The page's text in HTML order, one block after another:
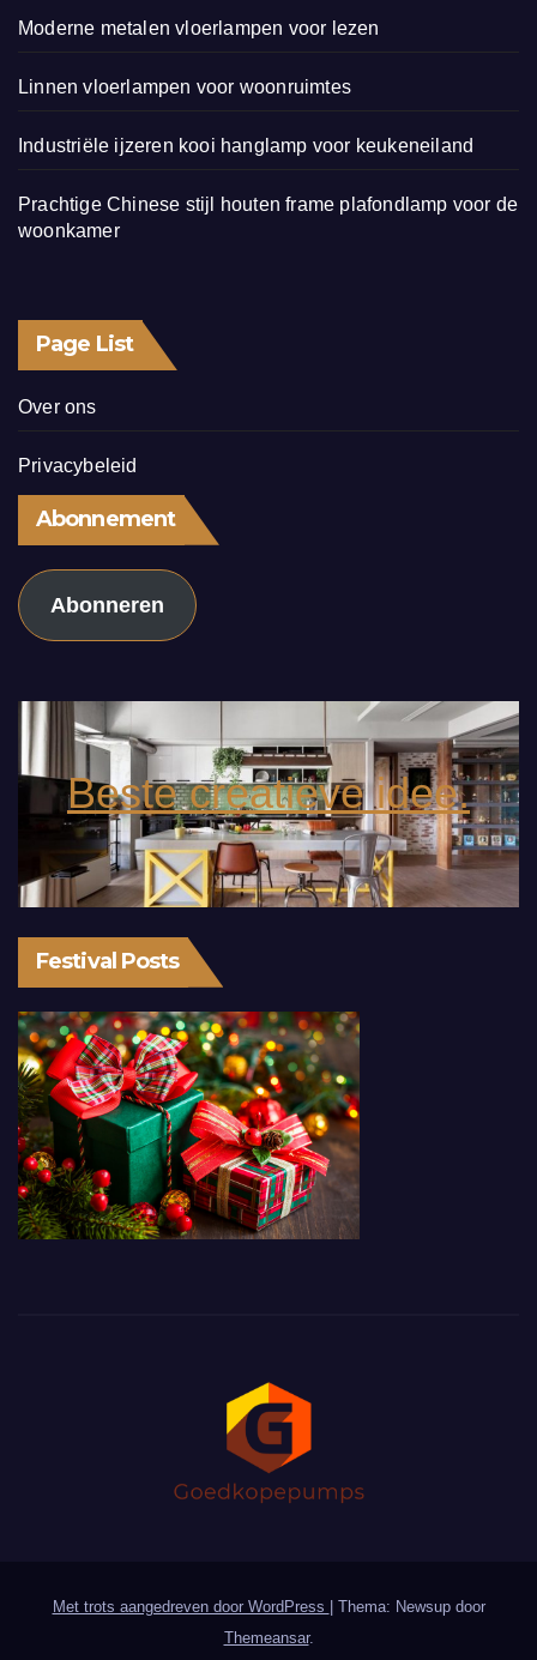
Moderne metalen vloerlampen voor lezen
Linnen vloerlampen voor woonruimtes
Industriële ijzeren kooi hanglamp voor keukeneiland
Prachtige Chinese stijl houten frame plafondlamp voor de
woonkamer
Page List
Over ons
Privacybeleid
Abonnement
Abonneren
Beste creatieve idee.
Festival Posts
Met trots aangedreven door WordPress | Thema: Newsup door
Themeansar.